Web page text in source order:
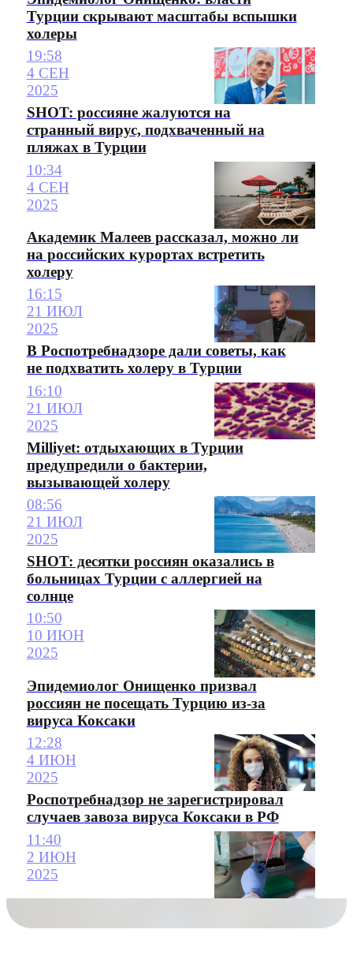
Турции скрывают масштабы вспышки
холеры
19:58
4 СЕН
2025
SHOT: россияне жалуются на
странный вирус, подхваченный на
пляжах в Турции
10:34
4 СЕН
2025
Академик Малеев рассказал, можно ли
на российских курортах встретить
холеру
16:15
21 ИЮЛ
2025
В Роспотребнадзоре дали советы, как
не подхватить холеру в Турции
16:10
21 ИЮЛ
2025
Milliyet: отдыхающих в Турции
предупредили о бактерии,
вызывающей холеру
08:56
21 ИЮЛ
2025
SHOT: десятки россиян оказались в
больницах Турции с аллергией на
солнце
10:50
10 ИЮН
2025
Эпидемиолог Онищенко призвал
россиян не посещать Турцию из-за
вируса Коксаки
12:28
4 ИЮН
2025
Роспотребнадзор не зарегистрировал
случаев завоза вируса Коксаки в РФ
11:40
2 ИЮН
2025